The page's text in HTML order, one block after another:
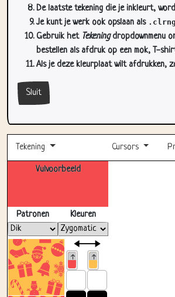
De laatste tekening die je inkleurt,
Je kunt je werk ook opslaan als .clrng
Gebruik het Tekeningdropdownmenu
bestellen als afdruk op een mok, T-
Als je deze kleurplaat wilt afdrukken,
Sluit
Tekening Cursors
Vulvoorbeeld
Patronen Kleuren